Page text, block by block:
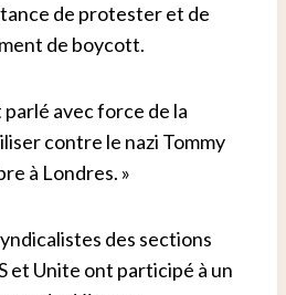
de protester et de
de boycott.
parlé avec force de la
contre le nazi Tommy
à Londres. »
des sections
et Unite ont participé à un